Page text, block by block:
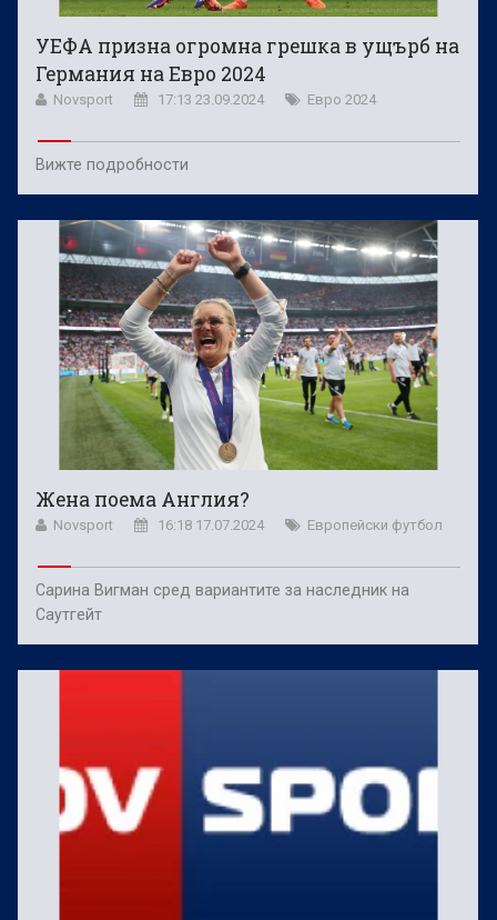
УЕФА призна огромна грешка в ущърб на
Германия на Евро 2024
Novsport 17:13 23.09.2024 Евро 2024
Вижте подробности
Жена поема Англия?
Novsport 16:18 17.07.2024 Европейски футбол
Сарина Вигман сред вариантите за наследник на
Саутгейт